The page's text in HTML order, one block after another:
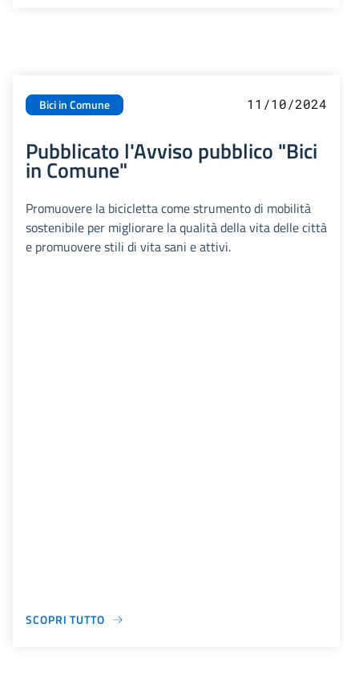
Bici in Comune 11/10/2024
Pubblicato l'Avviso pubblico "Bici
in Comune"
Promuovere la bicicletta come strumento di mobilità
sostenibile per migliorare la qualità della vita delle città
e promuovere stili di vita sani e attivi.
SCOPRI TUTTO